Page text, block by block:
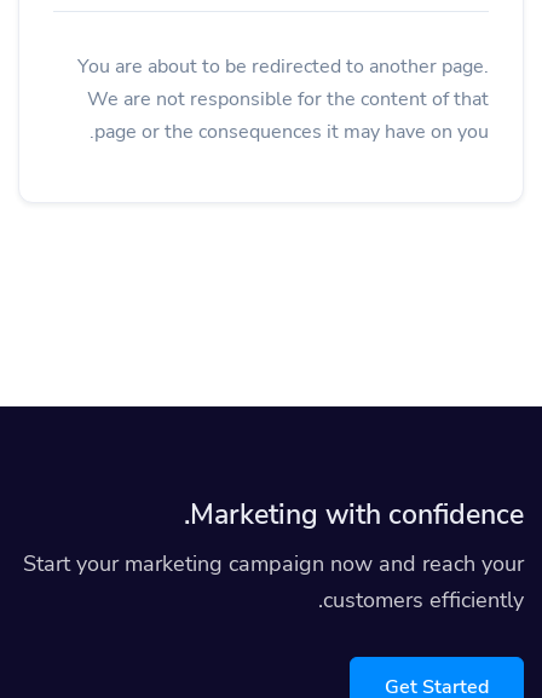
You are about to be redirected to another page.
We are not responsible for the content of that
page or the consequences it may have on you.
Marketing with confidence.
Start your marketing campaign now and reach your
customers efficiently.
Get Started